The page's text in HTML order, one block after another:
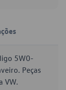
5W0-
Peças
VW.